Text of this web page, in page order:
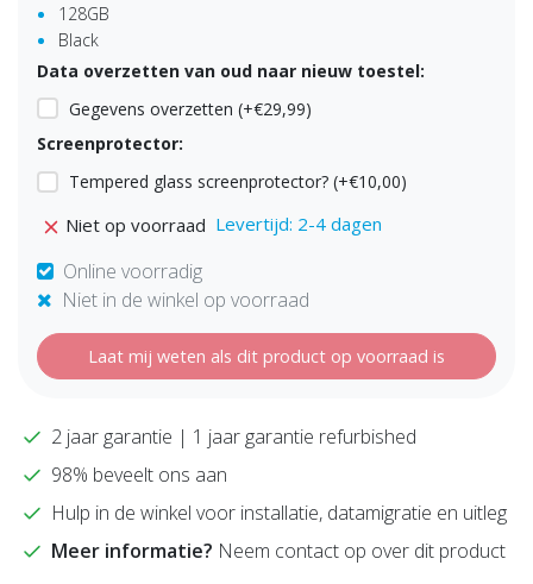
128GB
Black
Data overzetten van oud naar nieuw toestel:
Gegevens overzetten (+€29,99)
Screenprotector:
Tempered glass screenprotector? (+€10,00)
Niet op voorraad Levertijd: 2-4 dagen
Online voorradig
Niet in de winkel op voorraad
Laat mij weten als dit product op voorraad is
2 jaar garantie | 1 jaar garantie refurbished
98% beveelt ons aan
Hulp in de winkel voor installatie, datamigratie en uitleg
Meer informatie? Neem contact op over dit product